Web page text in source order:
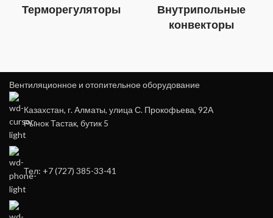
Терморегуляторы
Внутрипольные
конвекторы
Вентиляционное и отопительное оборудование
Казахстан, г. Алматы, улица С. Прокофьева, 92А
Рынок Тастак, бутик 5
Тел: +7 (727) 385-33-41